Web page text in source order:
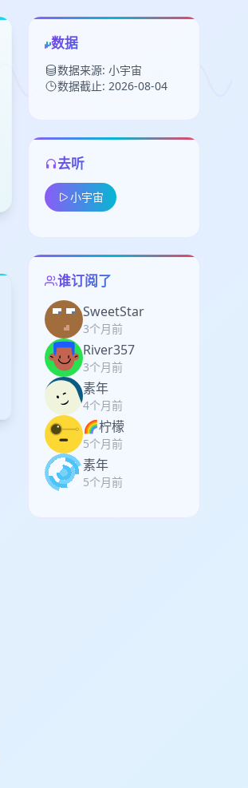
数据
数据来源: 小宇宙
数据截止: 2026-08-04
去听
小宇宙
谁订阅了
SweetStar
3个月前
River357
3个月前
素年
4个月前
🌈柠檬
5个月前
素年
5个月前